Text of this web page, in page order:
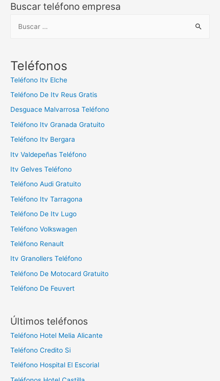
Buscar teléfono empresa
c
:
Teléfonos
Teléfono Itv Elche
Teléfono De Itv Reus Gratis
Desguace Malvarrosa Teléfono
Teléfono Itv Granada Gratuito
Teléfono Itv Bergara
Itv Valdepeñas Teléfono
Itv Gelves Teléfono
Teléfono Audi Gratuito
Teléfono Itv Tarragona
Teléfono De Itv Lugo
Teléfono Volkswagen
Teléfono Renault
Itv Granollers Teléfono
Teléfono De Motocard Gratuito
Teléfono De Feuvert
Últimos teléfonos
Teléfono Hotel Melia Alicante
Teléfono Credito Si
Teléfono Hospital El Escorial